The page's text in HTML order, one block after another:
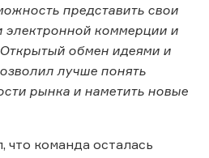
представить свои
электронной коммерции и
обмен идеями и
лучше понять
рынка и наметить новые
что команда осталась